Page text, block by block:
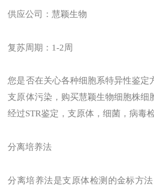
供应公司：慧颖生物
复苏周期：1-2周
您是否在关心各种细胞系特异性鉴定
支原体污染，购买慧颖生物细胞株细
经过STR鉴定，支原体，细菌，病毒
分离培养法
分离培养法是支原体检测的金标方